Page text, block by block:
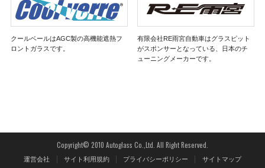
クールベールはAGC製の高機能遮熱フ
ロントガラスです。
有限会社RE雨宮自動車はグラスピット
がスポンサーとなっている、日本のチ
ューニングメーカーです。
Copyright© 2010 Autoglass Co.,Ltd. All Right Reserved.
運営会社 サイト利用規約 プライバシーポリシー サイトマップ